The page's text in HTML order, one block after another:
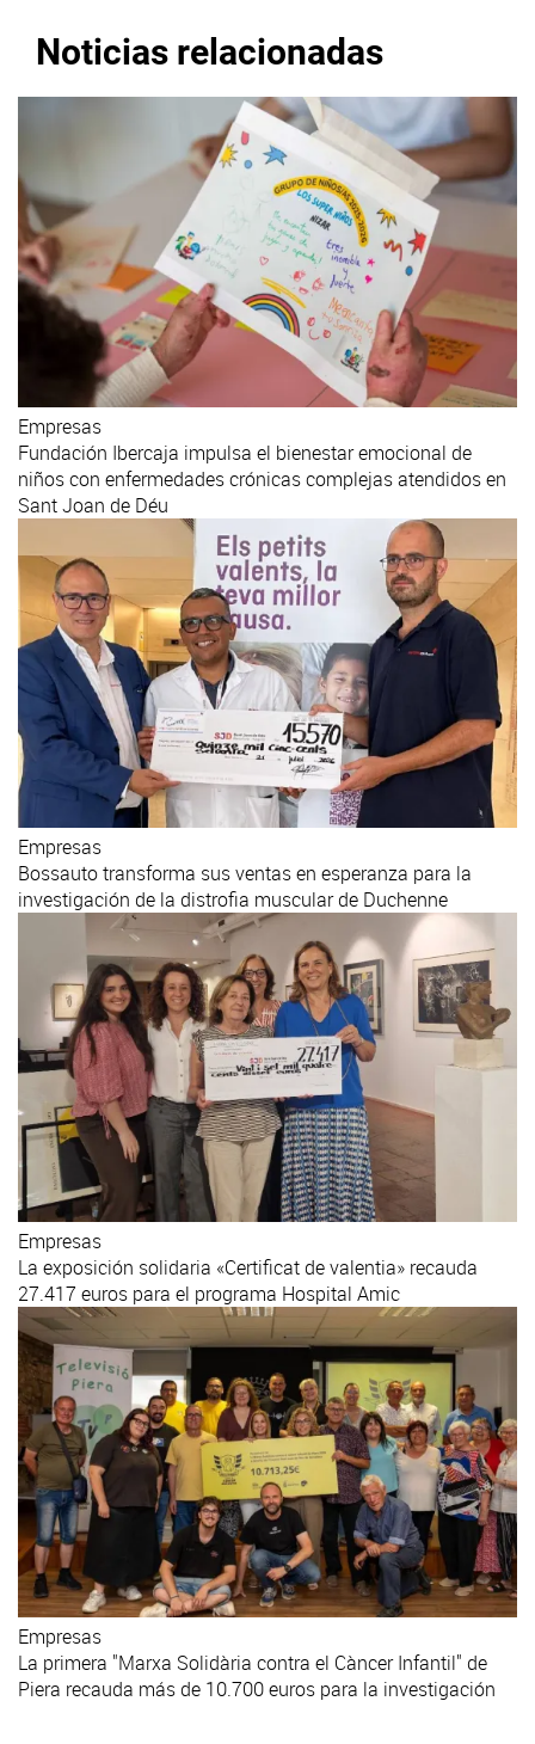
Noticias relacionadas
Empresas
Fundación Ibercaja impulsa el bienestar emocional de
niños con enfermedades crónicas complejas atendidos en
Sant Joan de Déu
Empresas
Bossauto transforma sus ventas en esperanza para la
investigación de la distrofia muscular de Duchenne
Empresas
La exposición solidaria «Certificat de valentia» recauda
27.417 euros para el programa Hospital Amic
Empresas
La primera "Marxa Solidària contra el Càncer Infantil" de
Piera recauda más de 10.700 euros para la investigación